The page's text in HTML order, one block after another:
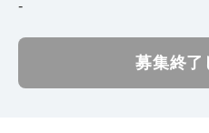
-
募集終了